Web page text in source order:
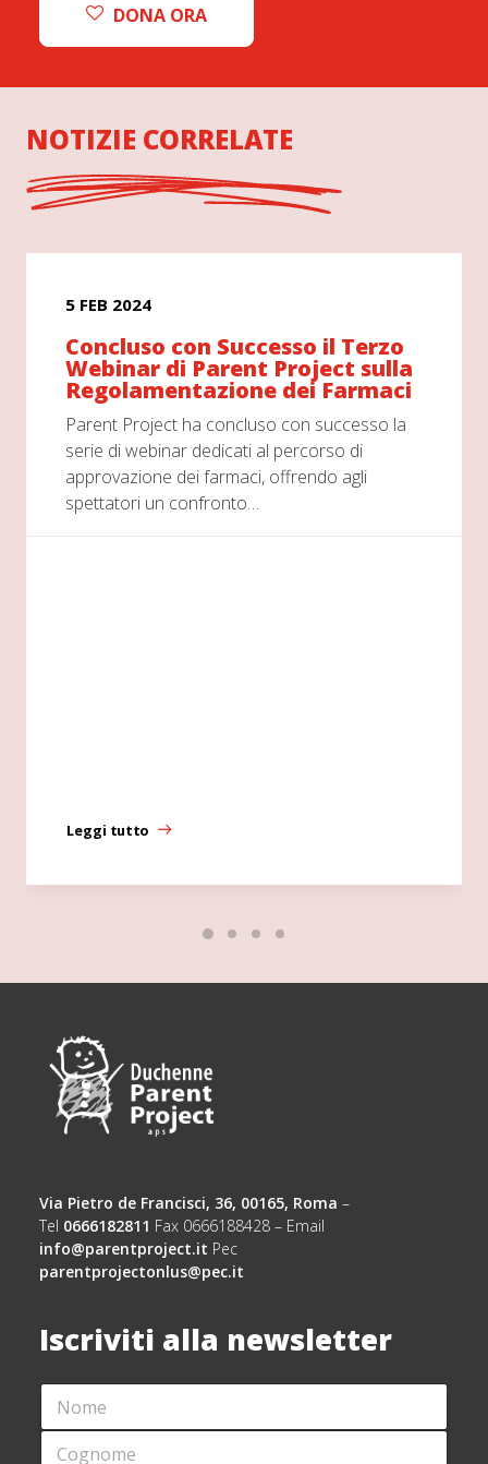
DONA ORA
NOTIZIE CORRELATE
5 FEB 2024
Concluso con Successo il Terzo
Webinar di Parent Project sulla
Regolamentazione dei Farmaci
Parent Project ha concluso con successo la
serie di webinar dedicati al percorso di
approvazione dei farmaci, offrendo agli
spettatori un confronto…
Leggi tutto
Via Pietro de Francisci, 36, 00165, Roma –
Tel 0666182811 Fax 0666188428 – Email
info@parentproject.it Pec
parentprojectonlus@pec.it
Iscriviti alla newsletter
N
M
C